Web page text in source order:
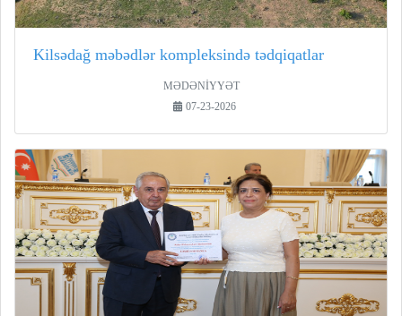
Kilsədağ məbədlər kompleksində tədqiqatlar
MƏDƏNİYYƏT
07-23-2026